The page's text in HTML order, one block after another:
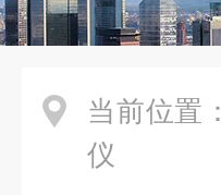
当前位置：
仪